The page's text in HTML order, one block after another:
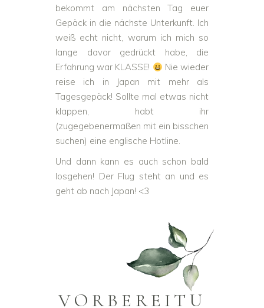
bekommt am nächsten Tag euer
Gepäck in die nächste Unterkunft. Ich
weiß echt nicht, warum ich mich so
lange davor gedrückt habe, die
Erfahrung war KLASSE!
Nie wieder
reise ich in Japan mit mehr als
Tagesgepäck! Sollte mal etwas nicht
klappen, habt ihr
(zugegebenermaßen mit ein bisschen
suchen) eine englische Hotline.
Und dann kann es auch schon bald
losgehen! Der Flug steht an und es
geht ab nach Japan! <3
VORBEREITU